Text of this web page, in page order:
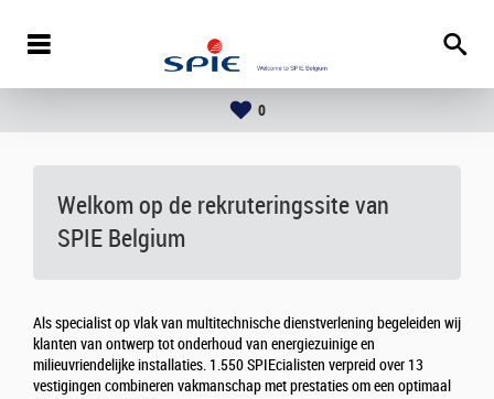
0
Welkom op de rekruteringssite van
SPIE Belgium
Als specialist op vlak van multitechnische dienstverlening begeleiden wij
klanten van ontwerp tot onderhoud van energiezuinige en
milieuvriendelijke installaties. 1.550 SPIEcialisten verpreid over 13
vestigingen combineren vakmanschap met prestaties om een optimaal